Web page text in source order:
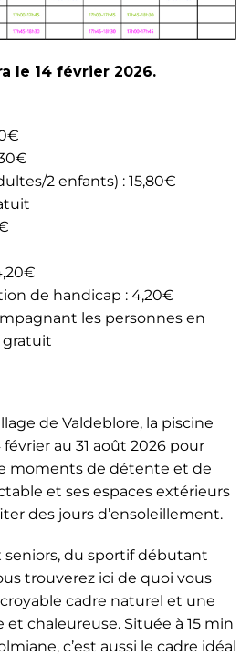
le 14 février 2026.
2 enfants) : 15,80€
de handicap : 4,20€
les personnes en
gratuit
de Valdeblore, la piscine
au 31 août 2026 pour
moments de détente et de
et ses espaces extérieurs
des jours d’ensoleillement.
seniors, du sportif débutant
trouverez ici de quoi vous
cadre naturel et une
chaleureuse. Située à 15 min
c’est aussi le cadre idéal